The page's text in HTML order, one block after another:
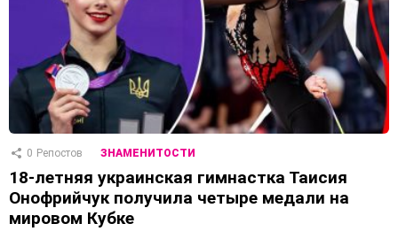
0 Репостов ЗНАМЕНИТОСТИ
18-летняя украинская гимнастка Таисия
Онофрийчук получила четыре медали на
мировом Кубке